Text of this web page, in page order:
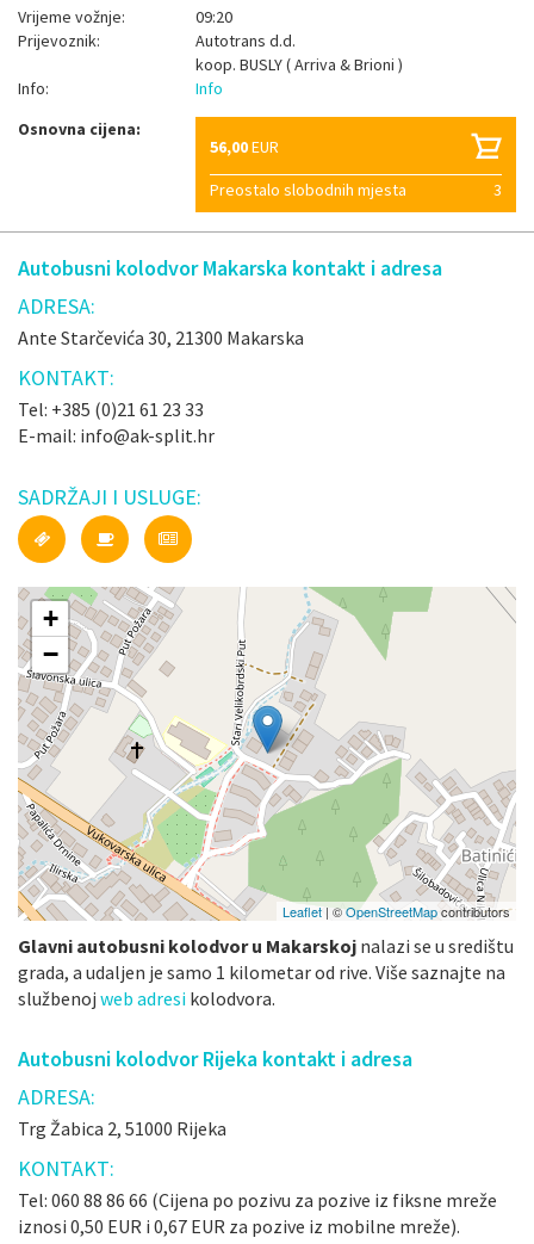
Vrijeme vožnje:
09:20
Prijevoznik:
Autotrans d.d.
koop. BUSLY ( Arriva & Brioni )
Info:
Info
Osnovna cijena:
56,00EUR
Preostalo slobodnih mjesta
3
Autobusni kolodvor Makarska kontakt i adresa
ADRESA:
Ante Starčevića 30, 21300 Makarska
KONTAKT:
Tel: +385 (0)21 61 23 33
E-mail: info@ak-split.hr
SADRŽAJI I USLUGE:
+
−
Leaflet | ©OpenStreetMapcontributors
Glavni autobusni kolodvor u Makarskoj nalazi se u središtu
grada, a udaljen je samo 1 kilometar od rive. Više saznajte na
službenoj web adresi kolodvora.
Autobusni kolodvor Rijeka kontakt i adresa
ADRESA:
Trg Žabica 2, 51000 Rijeka
KONTAKT:
Tel: 060 88 86 66 (Cijena po pozivu za pozive iz fiksne mreže
iznosi 0,50 EUR i 0,67 EUR za pozive iz mobilne mreže).